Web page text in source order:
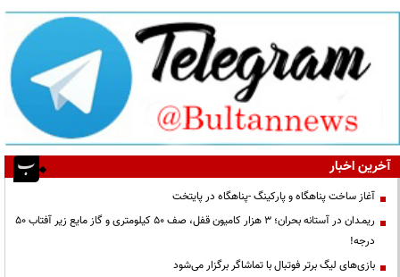
آخرین اخبار
آغاز ساخت پناهگاه و پارکینگ -پناهگاه در پایتخت
ریمـدان در آستانه بحران؛ ۳ هزار کامیون قفل، صف ۵۰ کیلومتری و گاز مایع زیر آفتاب ۵۰
درجه!
بازی‌های لیگ برتر فوتبال با تماشاگر برگزار می‌شود